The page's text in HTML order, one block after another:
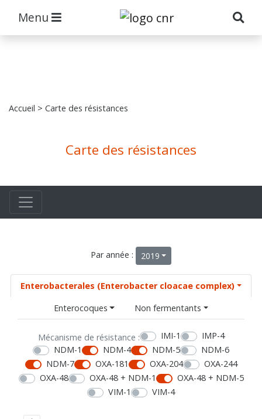
Menu
Accueil > Carte des résistances
Carte des résistances
Par année : 2019
Enterobacterales (Enterobacter cloacae complex)
Enterocoques
Non fermentants
Mécanisme de résistance : IMI-1
IMP-4
NDM-1
NDM-4 NDM-5
NDM-6
NDM-7
OXA-181 OXA-204
OXA-244
OXA-48
OXA-48 + NDM-1
OXA-48 + NDM-5
VIM-1
VIM-4